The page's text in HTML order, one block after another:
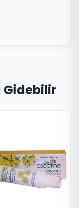
Gidebilir